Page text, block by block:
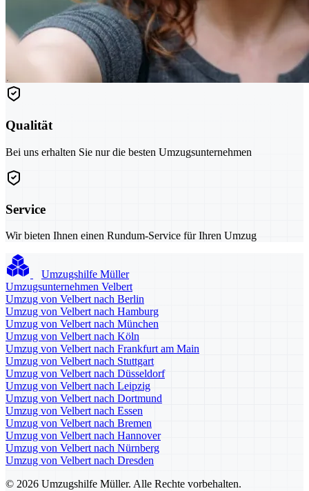
Qualität
Bei uns erhalten Sie nur die besten Umzugsunternehmen
Service
Wir bieten Ihnen einen Rundum-Service für Ihren Umzug
Umzugshilfe Müller
Umzugsunternehmen Velbert
Umzug von Velbert nach Berlin
Umzug von Velbert nach Hamburg
Umzug von Velbert nach München
Umzug von Velbert nach Köln
Umzug von Velbert nach Frankfurt am Main
Umzug von Velbert nach Stuttgart
Umzug von Velbert nach Düsseldorf
Umzug von Velbert nach Leipzig
Umzug von Velbert nach Dortmund
Umzug von Velbert nach Essen
Umzug von Velbert nach Bremen
Umzug von Velbert nach Hannover
Umzug von Velbert nach Nürnberg
Umzug von Velbert nach Dresden
© 2026 Umzugshilfe Müller. Alle Rechte vorbehalten.